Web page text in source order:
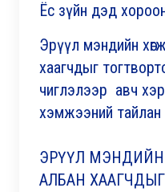
Ёс зүйн дэд
Эрүүл мэндийн
хаагчдыг
чиглэлээр авч
хэмжээний тайлан
ЭРҮҮЛ
АЛБАН